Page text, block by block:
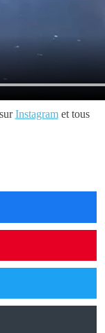
Instagramet tous